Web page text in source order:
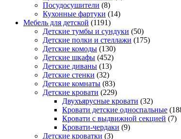
Посудосушители (8)
Кухонные фартуки (14)
Мебель для детской (1191)
Детские тумбы и сундуки (50)
Детские полки и стеллажи (175)
Детские комоды (130)
Детские шкафы (452)
Детские диваны (13)
Детские стенки (32)
Детские комнаты (83)
Детские кровати (229)
Двухъярусные кровати (32)
Кровати детские односпальные
Кровати с выдвижной секцией (7)
Кровати-чердаки (9)
Детские кроватки (3)